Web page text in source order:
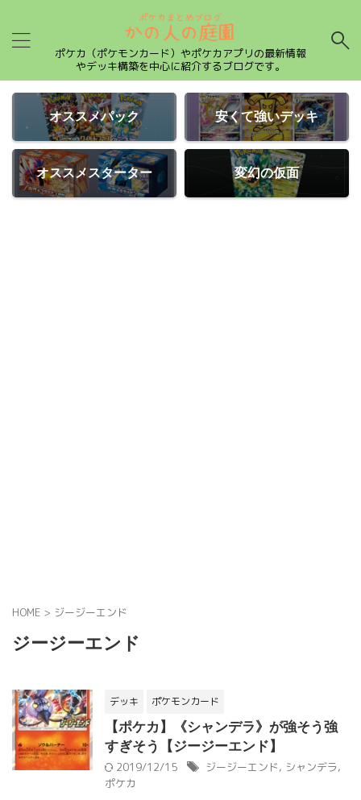
ポケカ（ポケモンカード）やポケカアプリの最新情報
やデッキ構築を中心に紹介するブログです。
オススメパック 安くて強いデッキ
オススメスターター 変幻の仮面
HOME > ジージーエンド
ジージーエンド
デッキ ポケモンカード
【ポケカ】《シャンデラ》が強そう強
すぎそう【ジージーエンド】
2019/12/15 ジージーエンド, シャンデラ,
ポケカ